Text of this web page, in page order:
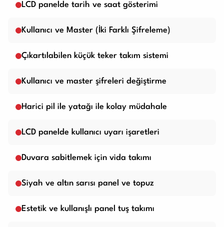
LCD panelde tarih ve saat gösterimi
Kullanıcı ve Master (İki Farklı Şifreleme)
Çıkartılabilen küçük teker takım sistemi
Kullanıcı ve master şifreleri değiştirme
Harici pil ile yatağı ile kolay müdahale
LCD panelde kullanıcı uyarı işaretleri
Duvara sabitlemek için vida takımı
Siyah ve altın sarısı panel ve topuz
Estetik ve kullanışlı panel tuş takımı